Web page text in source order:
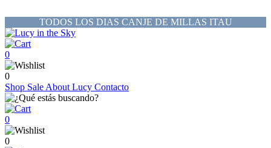
TODOS LOS DIAS CANJE DE MILLAS ITAU
0
0
Shop Sale About Lucy Contacto
0
0